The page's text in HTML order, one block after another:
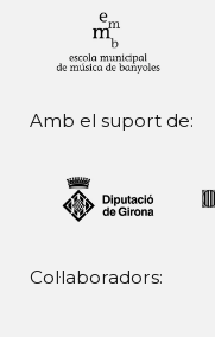
Amb el suport de:
Col·laboradors: